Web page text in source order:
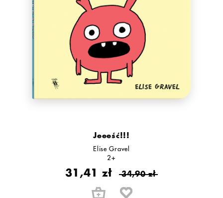
Jeeeść!!!
Elise Gravel
2+
31,41 zł 34,90 zł